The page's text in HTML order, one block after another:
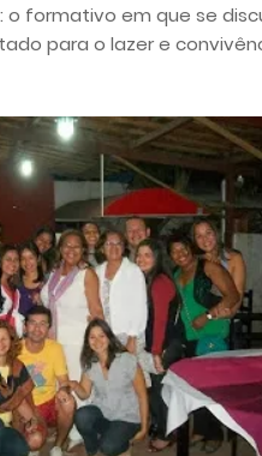
o formativo em que se
para o lazer e